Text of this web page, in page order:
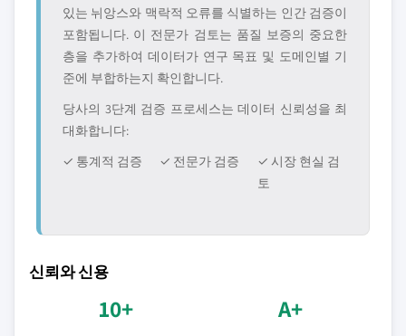
있는 뉘앙스와 맥락적 오류를 식별하는 인간 검증이
포함됩니다. 이 전문가 검토는 품질 보증의 중요한
층을 추가하여 데이터가 연구 목표 및 도메인별 기
준에 부합하는지 확인합니다.
당사의 3단계 검증 프로세스는 데이터 신뢰성을 최
대화합니다:
✓ 통계적 검증
✓ 전문가 검증
✓ 시장 현실 검
토
신뢰와 신용
10+ A+